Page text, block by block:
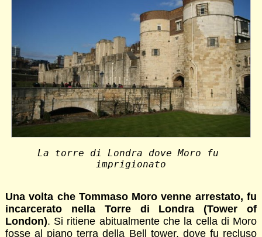
La torre di Londra dove Moro fu
imprigionato
Una volta che Tommaso Moro venne arrestato, fu
incarcerato nella Torre di Londra (Tower of
London). Si ritiene abitualmente che la cella di Moro
fosse al piano terra della Bell tower, dove fu recluso